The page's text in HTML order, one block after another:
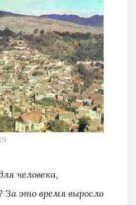
человека,
За это время выросло